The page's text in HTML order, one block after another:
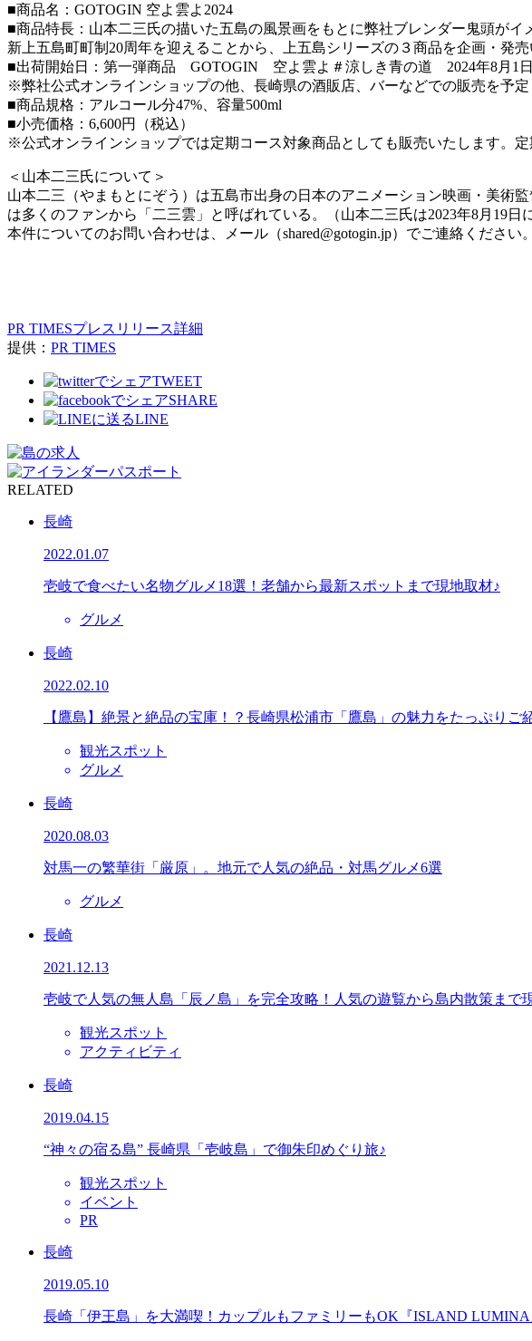
■商品名：GOTOGIN 空よ雲よ2024
■商品特長：山本二三氏の描いた五島の風景画をもとに弊社ブレンダー鬼頭が
新上五島町町制20周年を迎えることから、上五島シリーズの３商品を企画・発売
■出荷開始日：第一弾商品 GOTOGIN 空よ雲よ＃涼しき青の道 2024年8月1日
※弊社公式オンラインショップの他、長崎県の酒販店、バーなどでの販売を予定
■商品規格：アルコール分47%、容量500ml
■小売価格：6,600円（税込）
※公式オンラインショップでは定期コース対象商品としても販売いたします。定
＜山本二三氏について＞
山本二三（やまもとにぞう）は五島市出身の日本のアニメーション映画・美術
は多くのファンから「二三雲」と呼ばれている。（山本二三氏は2023年8月19日
本件についてのお問い合わせは、メール（shared@gotogin.jp）でご連絡ください。
PR TIMESプレスリリース詳細
提供： PR TIMES
TWEET
SHARE
LINE
RELATED
長崎
2022.01.07
壱岐で食べたい名物グルメ18選！老舗から最新スポットまで現地取材♪
グルメ
長崎
2022.02.10
【鷹島】絶景と絶品の宝庫！？長崎県松浦市「鷹島」の魅力をたっぷりご
観光スポット
グルメ
長崎
2020.08.03
対馬一の繁華街「厳原」。地元で人気の絶品・対馬グルメ6選
グルメ
長崎
2021.12.13
壱岐で人気の無人島「辰ノ島」を完全攻略！人気の遊覧から島内散策まで
観光スポット
アクティビティ
長崎
2019.04.15
“神々の宿る島” 長崎県「壱岐島」で御朱印めぐり旅♪
観光スポット
イベント
PR
長崎
2019.05.10
長崎「伊王島」を大満喫！カップルもファミリーもOK『ISLAND LUMINA